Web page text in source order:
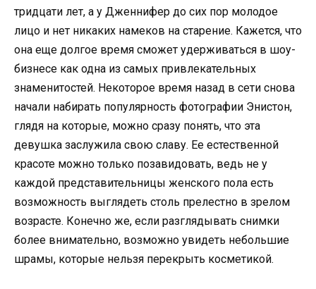
тридцати лет, а у Дженнифер до сих пор молодое
лицо и нет никаких намеков на старение. Кажется, что
она еще долгое время сможет удерживаться в шоу-
бизнесе как одна из самых привлекательных
знаменитостей. Некоторое время назад в сети снова
начали набирать популярность фотографии Энистон,
глядя на которые, можно сразу понять, что эта
девушка заслужила свою славу. Ее естественной
красоте можно только позавидовать, ведь не у
каждой представительницы женского пола есть
возможность выглядеть столь прелестно в зрелом
возрасте. Конечно же, если разглядывать снимки
более внимательно, возможно увидеть небольшие
шрамы, которые нельзя перекрыть косметикой.